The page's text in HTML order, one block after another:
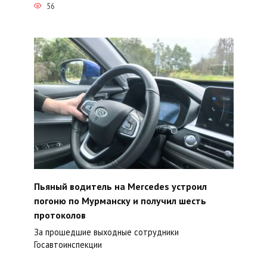
56
Пьяный водитель на Mercedes устроил
погоню по Мурманску и получил шесть
протоколов
За прошедшие выходные сотрудники
Госавтоинспекции